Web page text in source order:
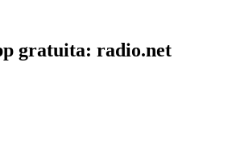
gratuita: radio.net